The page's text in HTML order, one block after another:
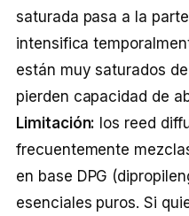
saturada pasa a la
intensifica
están muy saturados
pierden capacidad de
Limitación: los reed
frecuentemente
en base DPG
esenciales puros. Si